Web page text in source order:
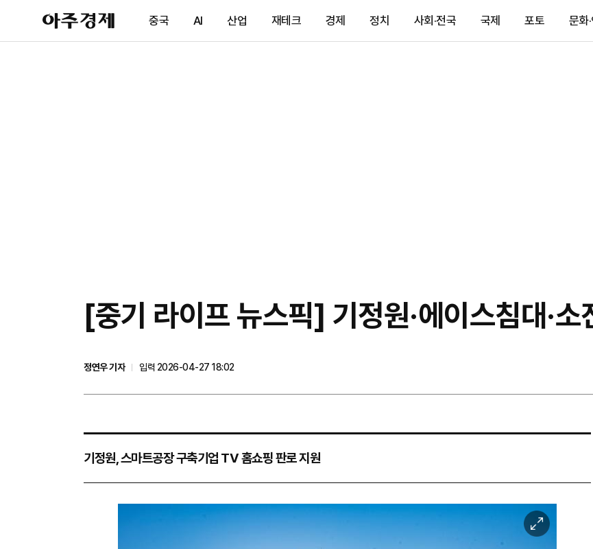
아
주
제
중국 AI 산업 재테크 경제 정치 사회·전국 국제 포토 문화
[중기 라이프 뉴스픽] 기정원·에이스침대·소
정연우 기자
입력 2026-04-27 18:02
기정원, 스마트공장 구축기업 TV 홈쇼핑 판로 지원
이
미